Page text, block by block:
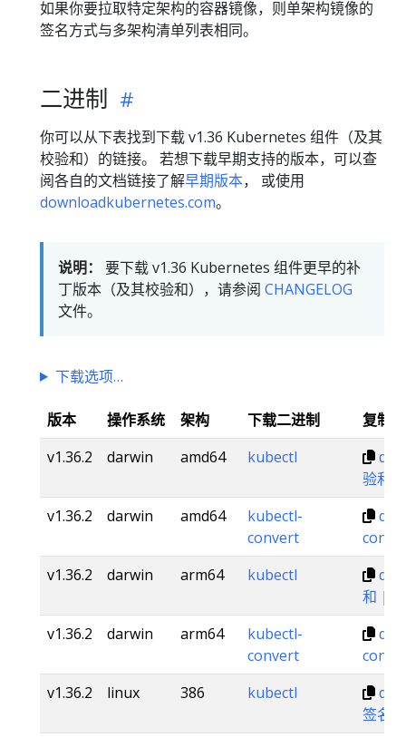
如果你要拉取特定架构的容器镜像，则单架构镜像的
签名方式与多架构清单列表相同。
二进制
你可以从下表找到下载 v1.36 Kubernetes 组件（及其
校验和）的链接。 若想下载早期支持的版本，可以查
阅各自的文档链接了解早期版本， 或使用
downloadkubernetes.com。
说明：
要下载 v1.36 Kubernetes 组件更早的补
丁版本（及其校验和），请参阅 CHANGELOG
文件。
下载选项
版本 操作系统 架构 下载二进制
复制
v1.36.2
darwin amd64 kubectl
验和
v1.36.2
darwin amd64
kubectl-
convert
v1.36.2
darwin arm64 kubectl
和 |
v1.36.2
darwin arm64
kubectl-
convert
v1.36.2
linux 386 kubectl
签名